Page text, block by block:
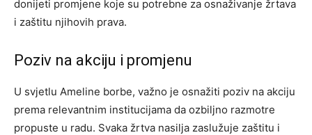
donijeti promjene koje su potrebne za osnaživanje žrtava
i zaštitu njihovih prava.
Poziv na akciju i promjenu
U svjetlu Ameline borbe, važno je osnažiti poziv na akciju
prema relevantnim institucijama da ozbiljno razmotre
propuste u radu. Svaka žrtva nasilja zaslužuje zaštitu i